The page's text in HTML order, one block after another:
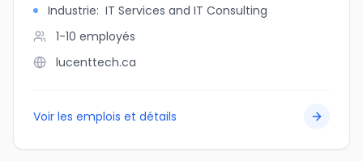
Industrie: IT Services and IT Consulting
1-10 employés
lucenttech.ca
Voir les emplois et détails